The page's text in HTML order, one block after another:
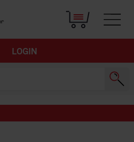
LOGIN